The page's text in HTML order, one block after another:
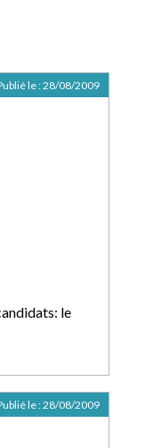
le
le :28/08/2009
le :28/08/2009